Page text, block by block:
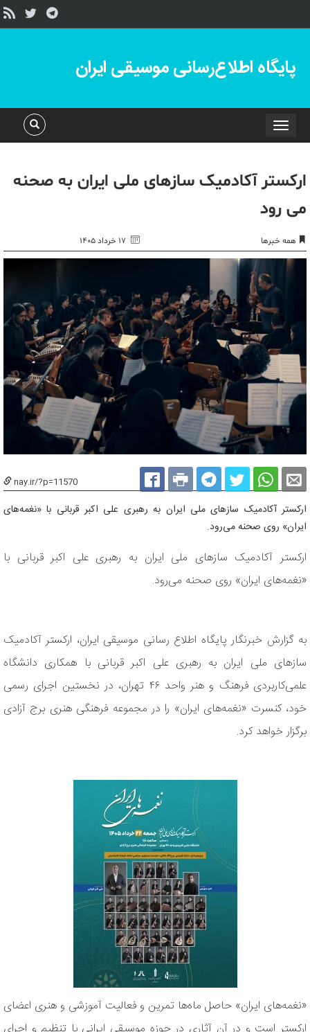
پایگاه اطلاع‌رسانی موسیقی ایران
Toggle
navigation
ارکستر آکادمیک سازهای ملی ایران به صحنه
می رود
همه خبرها ۱۷ خرداد ۱۴۰۵
nay.ir/?p=11570
ارکستر آکادمیک سازهای ملی ایران به رهبری علی اکبر قربانی با «نغمه‌های
ایران» روی صحنه می‌رود.
ارکستر آکادمیک سازهای ملی ایران به رهبری علی اکبر قربانی با
«نغمه‌های ایران» روی صحنه می‌رود.
به گزارش خبرنگار پایگاه اطلاع رسانی موسیقی ایران، ارکستر آکادمیک
سازهای ملی ایران به رهبری علی اکبر قربانی با همکاری دانشگاه
علمی‌کاربردی فرهنگ و هنر واحد ۴۶ تهران، در نخستین اجرای رسمی
خود، کنسرت «نغمه‌های ایران» را در مجموعه فرهنگی هنری برج آزادی
برگزار خواهد کرد.
«نغمه‌های ایران» حاصل ماه‌ها تمرین و فعالیت آموزشی و هنری اعضای